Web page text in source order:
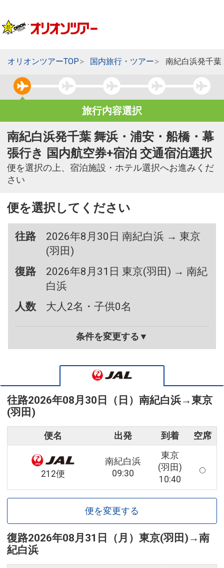
オリオンツアーTOP 国内旅行・ツアー 南紀白浜発千
旅行内容選択
南紀白浜発千葉 舞浜・浦安・船橋・幕
張行き 国内航空券+宿泊 交通宿泊選択
便を選択の上、宿泊施設・ホテル選択へお進みくだ
さい
便を選択してください
往路
2026年8月30日 南紀白浜 → 東京
(羽田)
復路
2026年8月31日 東京(羽田) → 南紀
白浜
人数
大人2名・子供0名
条件を変更する▼
往路2026年08月30日（日） 南紀白浜→東京
(羽田)
便名 出発 到着 空席
212便
南紀白浜
09:30
東京
(羽田)
10:40
便を変更する
復路2026年08月31日（月） 東京(羽田) →南
紀白浜